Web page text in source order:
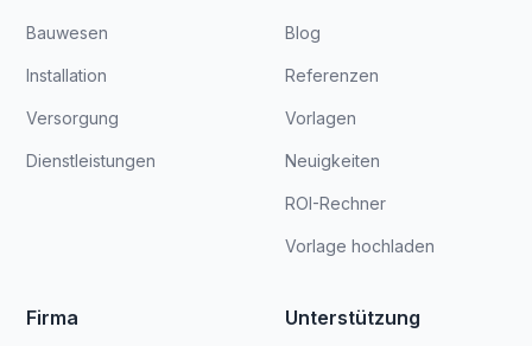
Bauwesen
Installation
Versorgung
Dienstleistungen
Blog
Referenzen
Vorlagen
Neuigkeiten
ROI-Rechner
Vorlage hochladen
Firma Unterstützung